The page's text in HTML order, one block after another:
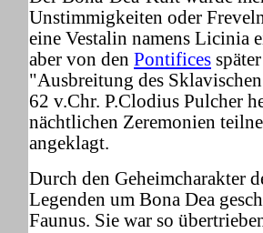
Unstimmigkeiten oder
eine Vestalin namens Licinia
aber von den Pontifices
"Ausbreitung des
62 v.Chr. P.Clodius Pulcher
nächtlichen Zeremonien
angeklagt.
Durch den Geheimcharakter
Legenden um Bona Dea
Faunus. Sie war so